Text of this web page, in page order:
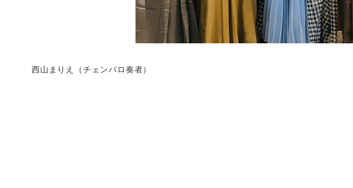
西山まりえ（チェンバロ奏者）